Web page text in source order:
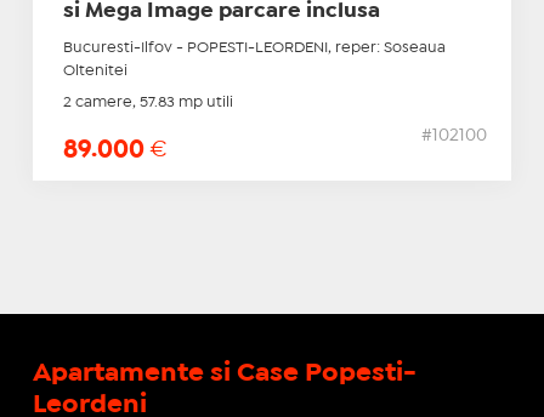
si Mega Image parcare inclusa
Bucuresti-Ilfov - POPESTI-LEORDENI, reper: Soseaua
Oltenitei
2 camere, 57.83 mp utili
89.000 €
#102100
Apartamente si Case Popesti-
Leordeni